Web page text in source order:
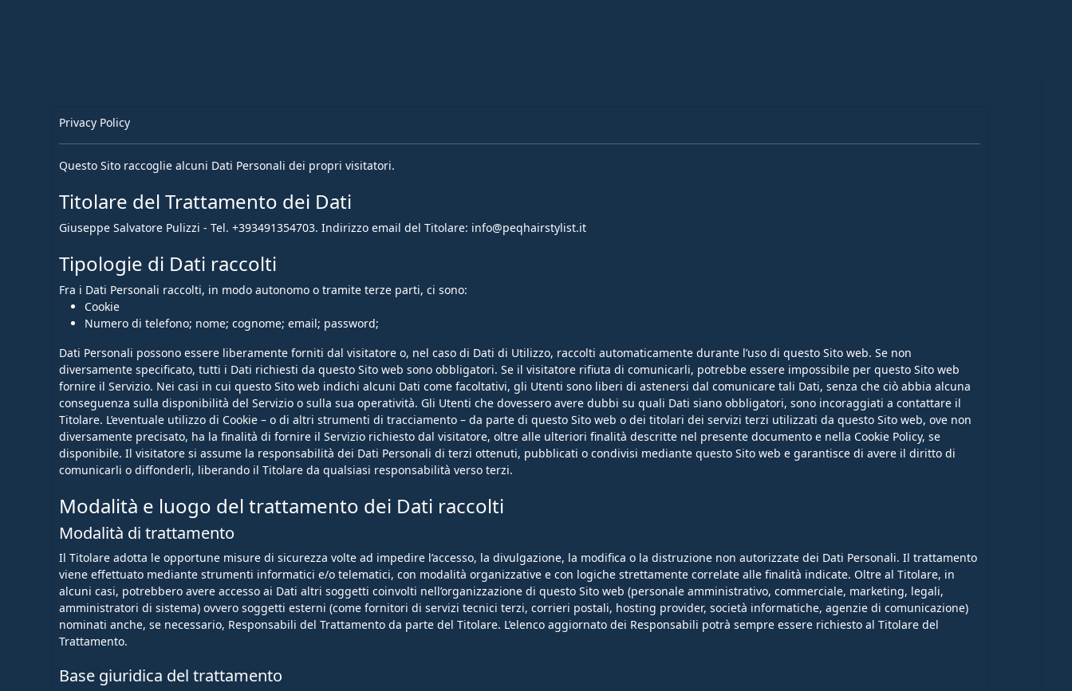
Privacy Policy
Questo Sito raccoglie alcuni Dati Personali dei propri visitatori.
Titolare del Trattamento dei Dati
Giuseppe Salvatore Pulizzi - Tel. +393491354703. Indirizzo email del Titolare: info@peqhairstylist.it
Tipologie di Dati raccolti
Fra i Dati Personali raccolti, in modo autonomo o tramite terze parti, ci sono:
Cookie
Numero di telefono; nome; cognome; email; password;
Dati Personali possono essere liberamente forniti dal visitatore o, nel caso di Dati di Utilizzo, raccolti automaticamente durante l’uso di questo Sito web. Se non
diversamente specificato, tutti i Dati richiesti da questo Sito web sono obbligatori. Se il visitatore rifiuta di comunicarli, potrebbe essere impossibile per questo Sito web
fornire il Servizio. Nei casi in cui questo Sito web indichi alcuni Dati come facoltativi, gli Utenti sono liberi di astenersi dal comunicare tali Dati, senza che ciò abbia alcuna
conseguenza sulla disponibilità del Servizio o sulla sua operatività. Gli Utenti che dovessero avere dubbi su quali Dati siano obbligatori, sono incoraggiati a contattare il
Titolare. L’eventuale utilizzo di Cookie – o di altri strumenti di tracciamento – da parte di questo Sito web o dei titolari dei servizi terzi utilizzati da questo Sito web, ove non
diversamente precisato, ha la finalità di fornire il Servizio richiesto dal visitatore, oltre alle ulteriori finalità descritte nel presente documento e nella Cookie Policy, se
disponibile. Il visitatore si assume la responsabilità dei Dati Personali di terzi ottenuti, pubblicati o condivisi mediante questo Sito web e garantisce di avere il diritto di
comunicarli o diffonderli, liberando il Titolare da qualsiasi responsabilità verso terzi.
Modalità e luogo del trattamento dei Dati raccolti
Modalità di trattamento
Il Titolare adotta le opportune misure di sicurezza volte ad impedire l’accesso, la divulgazione, la modifica o la distruzione non autorizzate dei Dati Personali. Il trattamento
viene effettuato mediante strumenti informatici e/o telematici, con modalità organizzative e con logiche strettamente correlate alle finalità indicate. Oltre al Titolare, in
alcuni casi, potrebbero avere accesso ai Dati altri soggetti coinvolti nell’organizzazione di questo Sito web (personale amministrativo, commerciale, marketing, legali,
amministratori di sistema) ovvero soggetti esterni (come fornitori di servizi tecnici terzi, corrieri postali, hosting provider, società informatiche, agenzie di comunicazione)
nominati anche, se necessario, Responsabili del Trattamento da parte del Titolare. L’elenco aggiornato dei Responsabili potrà sempre essere richiesto al Titolare del
Trattamento.
Base giuridica del trattamento